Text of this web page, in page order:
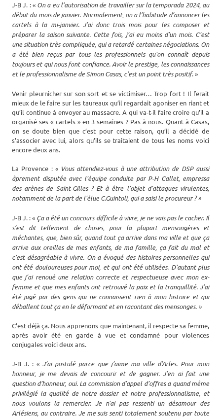
J-B J. : « On a eu l’autorisation de travailler sur la temporada 2024, au
début du mois de janvier. Normalement, on a l’habitude d’annoncer les
cartels à la mi-janvier. J’ai donc trois mois pour les composer et
préparer la saison suivante. Cette fois, j’ai eu moins d’un mois. C’est
une situation très compliquée, qui a retardé certaines négociations. On
a été bien reçus par tous les professionnels qu’on connaît depuis
toujours et qui nous font confiance. Avoir le prestige, les connaissances
et le professionnalisme de Simon Casas, c’est un point très positif. »
Venir pleurnicher sur son sort et se victimiser… Trop fort ! Il ferait
mieux de le faire sur les taureaux qu’il regardait agoniser en riant et
qu’il continue à envoyer au massacre. A qui va-t-il faire croire qu’il a
organisé ses « cartels » en 3 semaines ? Pas à nous. Quant à Casas,
on se doute bien que c’est pour cette raison, qu’il a décidé de
s’associer avec lui, alors qu’ils se traitaient de tous les noms voici
encore deux ans.
La Provence : « Vous attendiez-vous à une attribution de DSP aussi
âprement disputée avec l’équipe conduite par P-H Callet, empressa
des arènes de Saint-Gilles ? Et à être l’objet d’attaques virulentes,
notamment de la part de l’élue C.Guintoli, qui a saisi le procureur ? »
J-B J. : « Ça a été un concours difficile à vivre, je ne vais pas le cacher. Il
s’est dit tellement de choses, pour la plupart mensongères et
méchantes, que, bien sûr, quand tout ça arrive dans ma ville et que ça
arrive aux oreilles de mes enfants, de ma famille, ça fait du mal et
c’est désagréable à vivre. On a évoqué des histoires personnelles qui
ont été douloureuses pour moi, et qui ont été utilisées. D’autant plus
que j’ai renoué une relation correcte et respectueuse avec mon ex-
femme et que mes enfants ont retrouvé la paix et la tranquillité. J’ai
été jugé par des gens qui ne connaissent rien à mon histoire et qui
déballent tout ça en le déformant et en racontant des mensonges. »
C’est déjà ça. Nous apprenons que maintenant, il respecte sa femme,
après avoir été en garde à vue et condamné pour violences
conjugales voici deux ans.
J-B J. : «J’ai postulé parce que j’aime ma ville d’Arles. Pour mon
honneur, je me devais de concourir et de gagner. J’en ai fait une
question d’honneur, oui. La commission d’appel d’offres a quand même
privilégié la qualité de notre dossier et notre professionnalisme, et
nous voulons la remercier. Je n’ai pas ressenti un désamour des
Arlésiens, au contraire. Je me suis senti totalement soutenu par toute